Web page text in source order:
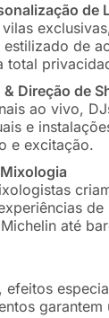
de
de
total
Direção de
ao vivo,
e
e excitação.
até
efeitos
garantem